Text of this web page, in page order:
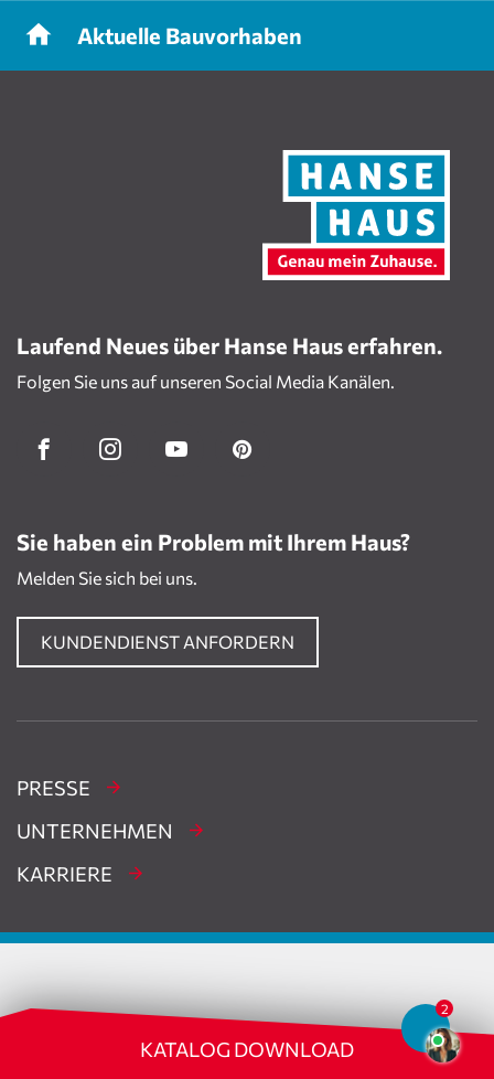
KATALOG DOWNLOAD
Aktuelle Bauvorhaben
Laufend Neues über Hanse Haus erfahren.
Folgen Sie uns auf unseren Social Media Kanälen.
Sie haben ein Problem mit Ihrem Haus?
Melden Sie sich bei uns.
KUNDENDIENST ANFORDERN
PRESSE
UNTERNEHMEN
KARRIERE